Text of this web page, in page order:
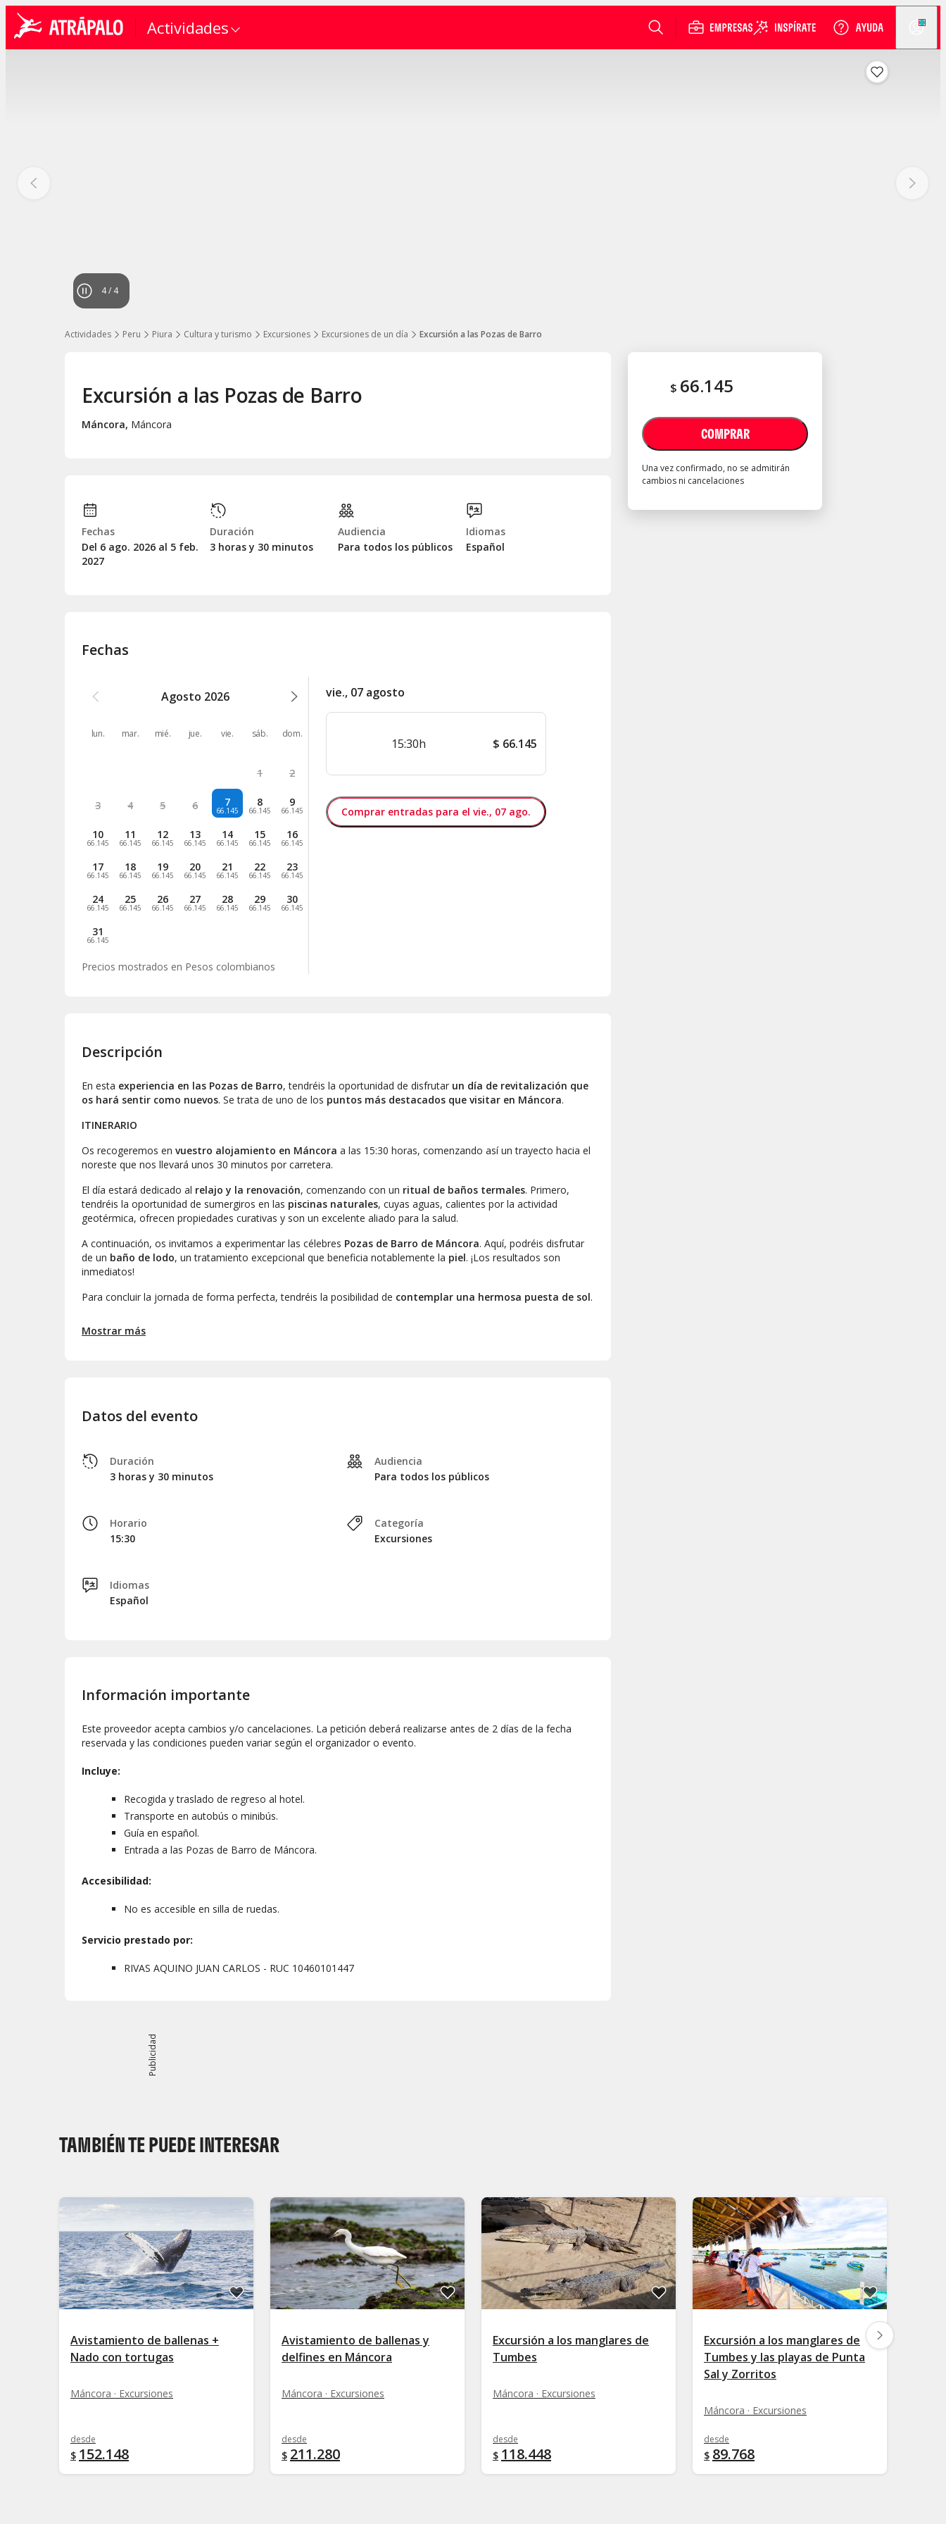
Actividades
4/ 4
Actividades Peru Piura Cultura y turismo Excursiones Excursiones de un día Excursión a las Pozas de Barro
$ 66.145
COMPRAR
Una vez confirmado, no se admitirán
cambios ni cancelaciones
Excursión a las Pozas de Barro
Máncora, Máncora
Fechas
Del 6 ago. 2026 al 5 feb.
2027
Duración
3 horas y 30 minutos
Audiencia
Para todos los públicos
Idiomas
Español
Fechas
Agosto 2026
lun. mar. mié. jue. vie. sáb. dom.
1 2
3 4 5 6 7
66.145
8
66.145
9
66.145
10
66.145
11
66.145
12
66.145
13
66.145
14
66.145
15
66.145
16
66.145
17
66.145
18
66.145
19
66.145
20
66.145
21
66.145
22
66.145
23
66.145
24
66.145
25
66.145
26
66.145
27
66.145
28
66.145
29
66.145
30
66.145
31
66.145
Precios mostrados en Pesos colombianos
vie., 07 agosto
15:30h $ 66.145
Comprar entradas para el vie., 07 ago.
Descripción
En esta experiencia en las Pozas de Barro, tendréis la oportunidad de disfrutar un día de revitalización que
os hará sentir como nuevos. Se trata de uno de los puntos más destacados que visitar en Máncora.
ITINERARIO
Os recogeremos en vuestro alojamiento en Máncora a las 15:30 horas, comenzando así un trayecto hacia el
noreste que nos llevará unos 30 minutos por carretera.
El día estará dedicado al relajo y la renovación, comenzando con un ritual de baños termales. Primero,
tendréis la oportunidad de sumergiros en las piscinas naturales, cuyas aguas, calientes por la actividad
geotérmica, ofrecen propiedades curativas y son un excelente aliado para la salud.
A continuación, os invitamos a experimentar las célebres Pozas de Barro de Máncora. Aquí, podréis disfrutar
de un baño de lodo, un tratamiento excepcional que beneficia notablemente la piel. ¡Los resultados son
inmediatos!
Para concluir la jornada de forma perfecta, tendréis la posibilidad de contemplar una hermosa puesta de sol.
vuestro hotel alrededor de las 18:00 horas.
Mostrar más
Datos del evento
Duración
3 horas y 30 minutos
Horario
15:30
Idiomas
Español
Audiencia
Para todos los públicos
Categoría
Excursiones
Información importante
Este proveedor acepta cambios y/o cancelaciones. La petición deberá realizarse antes de 2 días de la fecha
reservada y las condiciones pueden variar según el organizador o evento.
Incluye:
Recogida y traslado de regreso al hotel.
Transporte en autobús o minibús.
Guía en español.
Entrada a las Pozas de Barro de Máncora.
Accesibilidad:
No es accesible en silla de ruedas.
Servicio prestado por:
RIVAS AQUINO JUAN CARLOS - RUC 10460101447
Publicidad
TAMBIÉN TE PUEDE INTERESAR
Avistamiento de ballenas +
Nado con tortugas
Máncora · Excursiones
desde
$ 152.148
Avistamiento de ballenas y
delfines en Máncora
Máncora · Excursiones
desde
$ 211.280
Excursión a los manglares de
Tumbes
Máncora · Excursiones
desde
$ 118.448
Excursión a los manglares de
Tumbes y las playas de Punta
Sal y Zorritos
Máncora · Excursiones
desde
$ 89.768